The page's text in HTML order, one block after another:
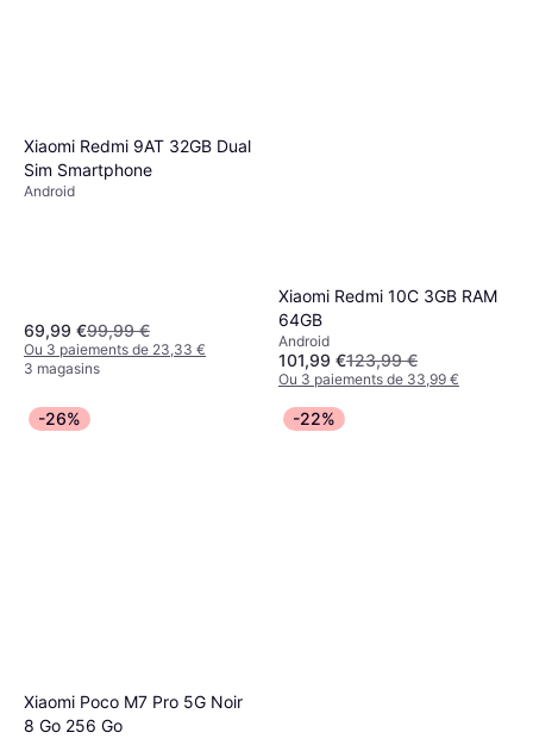
Xiaomi Redmi 9AT 32GB Dual
Sim Smartphone
Android
69,99 €99,99 €
Ou 3 paiements de 23,33 €
3 magasins
Xiaomi Redmi 10C 3GB RAM
64GB
Android
101,99 €123,99 €
Ou 3 paiements de 33,99 €
-26%
Xiaomi Poco M7 Pro 5G Noir
8 Go 256 Go
-22%